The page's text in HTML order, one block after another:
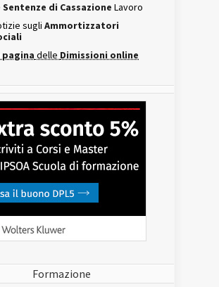
Sentenze di Cassazione Lavoro
sugli Ammortizzatori
pagina delle Dimissioni online
Formazione